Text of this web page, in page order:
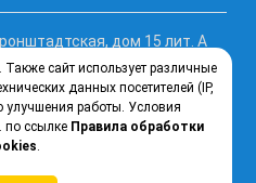
дом 15 лит. А
99
Также сайт использует различные
данных посетителей (IP,
улучшения работы. Условия
по ссылке Правила обработки
.